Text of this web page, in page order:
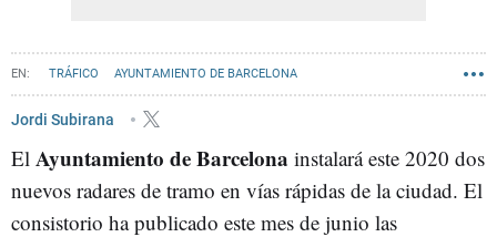
TRÁFICO AYUNTAMIENTO DE BARCELONA
CONTRATOS BARCELONA
Jordi Subirana
El Ayuntamiento de Barcelona instalará este 2020 dos
nuevos radares de tramo en vías rápidas de la ciudad. El
consistorio ha publicado este mes de junio las